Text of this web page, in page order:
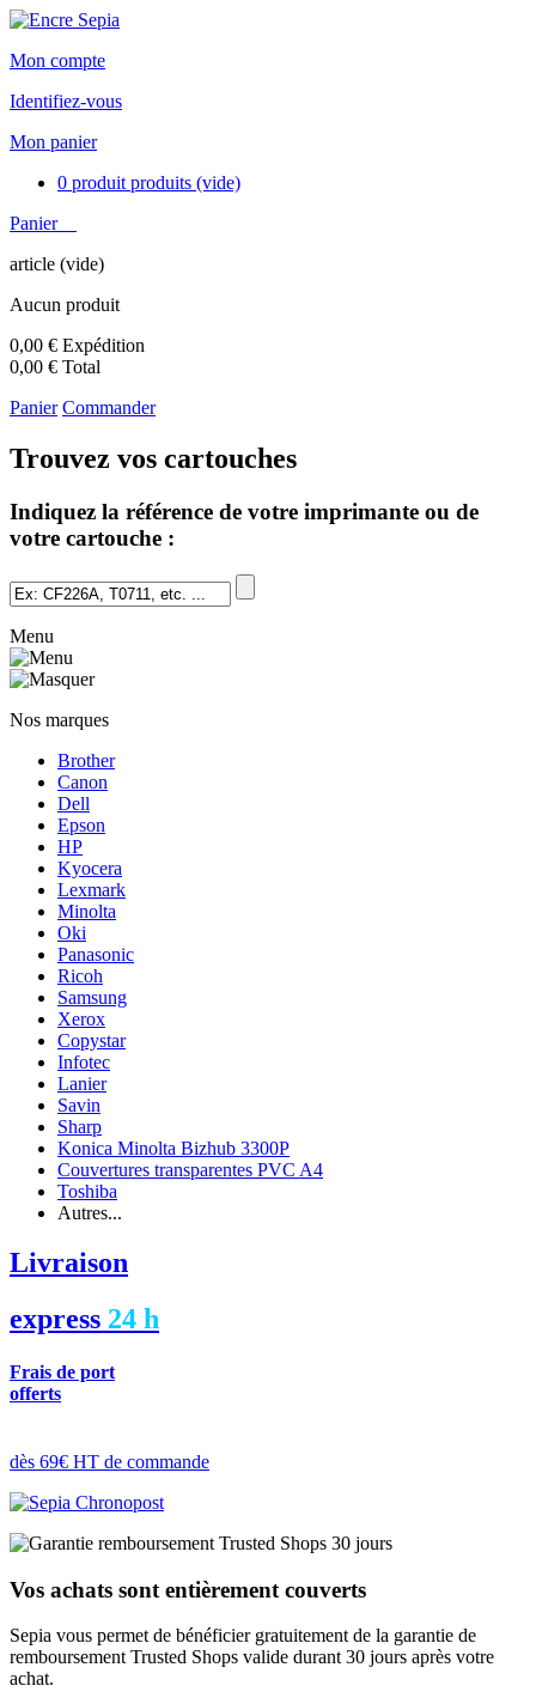
Mon compte
Identifiez-vous
Mon panier
0 produit produits (vide)
Panier
article (vide)
Aucun produit
0,00 € Expédition
0,00 € Total
Panier Commander
Trouvez vos cartouches
Indiquez la référence de votre imprimante ou de
votre cartouche :
Menu
Nos marques
Brother
Canon
Dell
Epson
HP
Kyocera
Lexmark
Minolta
Oki
Panasonic
Ricoh
Samsung
Xerox
Copystar
Infotec
Lanier
Savin
Sharp
Konica Minolta Bizhub 3300P
Couvertures transparentes PVC A4
Toshiba
Autres...
Livraison
express 24 h
Frais de port
offerts
dès 69€ HT de commande
Vos achats sont entièrement couverts
Sepia vous permet de bénéficier gratuitement de la garantie de
remboursement Trusted Shops valide durant 30 jours après votre
achat.